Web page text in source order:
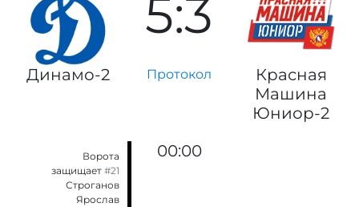
5:3
Динамо-2 Протокол
Красная
Машина
Юниор-2
Ворота
защищает#21
Строганов
Ярослав
00:00